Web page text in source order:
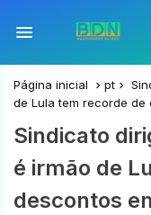
Página inicial pt
de Lula tem recorde de
Sindicato
é irmão de
descontos